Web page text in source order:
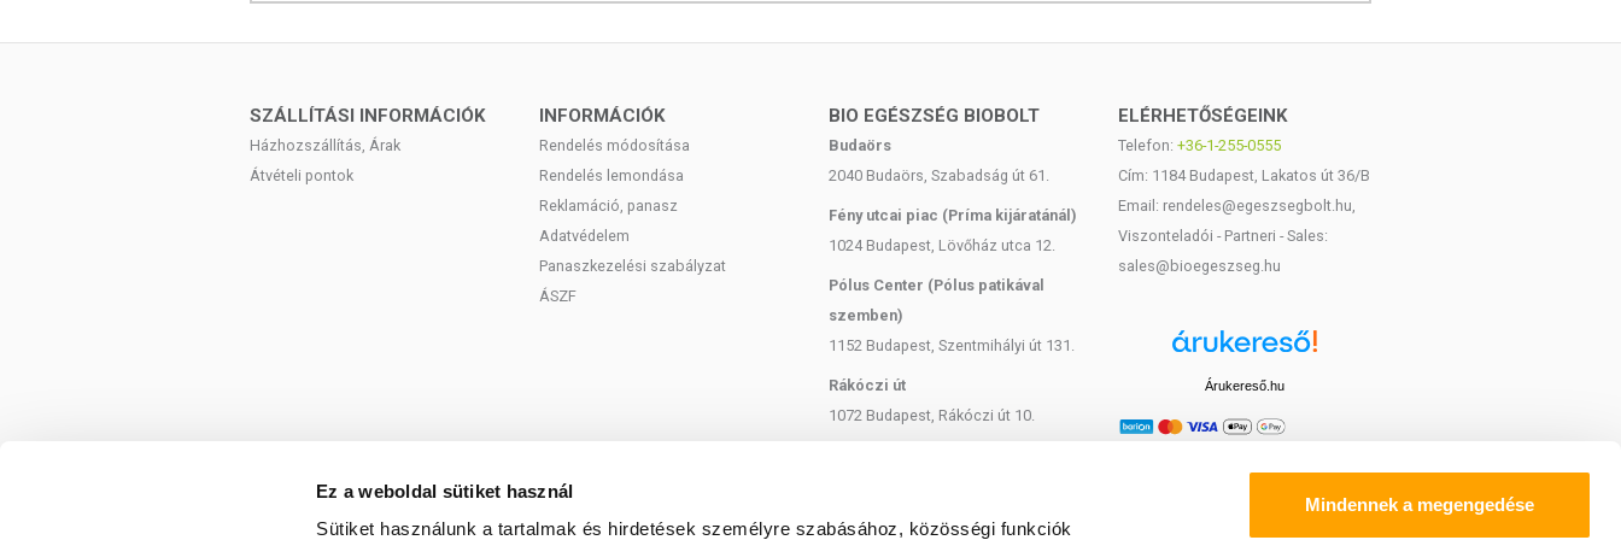
Ez a weboldal sütiket használ
Sütiket használunk a tartalmak és hirdetések személyre szabásához, közösségi funkciók
Mindennek a megengedése
SZÁLLÍTÁSI INFORMÁCIÓK
Házhozszállítás, Árak
Átvételi pontok
INFORMÁCIÓK
Rendelés módosítása
Rendelés lemondása
Reklamáció, panasz
Adatvédelem
Panaszkezelési szabályzat
ÁSZF
BIO EGÉSZSÉG BIOBOLT
Budaörs
2040 Budaörs, Szabadság út 61.
Fény utcai piac (Príma kijáratánál)
1024 Budapest, Lövőház utca 12.
Pólus Center (Pólus patikával
szemben)
1152 Budapest, Szentmihályi út 131.
Rákóczi út
1072 Budapest, Rákóczi út 10.
ELÉRHETŐSÉGEINK
Telefon: +36-1-255-0555
Cím: 1184 Budapest, Lakatos út 36/B
Email: rendeles@egeszsegbolt.hu,
Viszonteladói - Partneri - Sales:
sales@bioegeszseg.hu
Árukereső.hu